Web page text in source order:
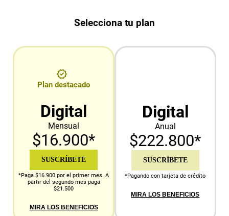
Selecciona tu plan
Plan destacado
Digital
Mensual
$16.900*
SUSCRÍBETE
*Paga $16.900 por el primer mes. A
partir del segundo mes paga
$21.500
MIRA LOS BENEFICIOS
Digital
Anual
$222.800*
SUSCRÍBETE
*Pagando con tarjeta de crédito
MIRA LOS BENEFICIOS